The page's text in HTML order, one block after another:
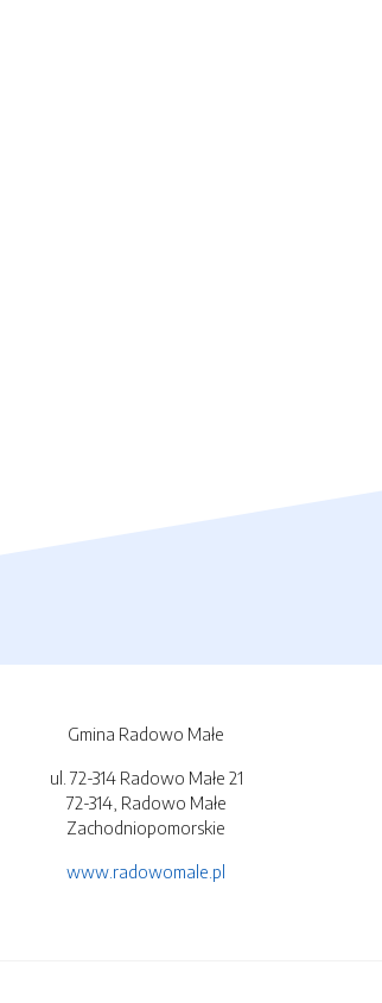
Gmina Radowo Małe
ul. 72-314 Radowo Małe 21
72-314, Radowo Małe
Zachodniopomorskie
www.radowomale.pl